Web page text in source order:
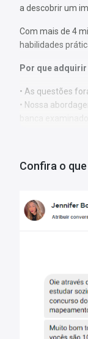
a descobrir um
Com mais de 4
habilidades
Por que
• As questões
• Nossa
nas provas,
permitindo um
Estes são
Aproveite o
Confira o